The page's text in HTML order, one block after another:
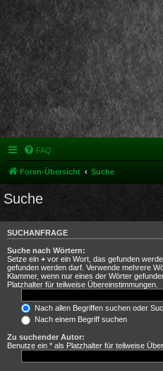
FAQ
Foren-Übersicht Suche
Suche
SUCHANFRAGE
Suche nach Wörtern:
Setze ein + vor ein Wort, das gefunden
gefunden werden darf. Verwende mehrere
Klammer, wenn nur eines der Wörter
Platzhalter für teilweise Übereinstimmungen.
Nach allen Begriffen suchen oder
Nach einem Begriff suchen
Zu suchender Autor:
Benutze ein * als Platzhalter für teilweise